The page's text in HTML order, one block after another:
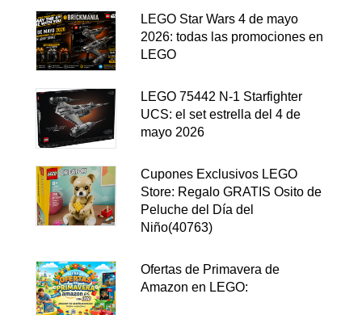
LEGO Star Wars 4 de mayo
2026: todas las promociones en
LEGO
LEGO 75442 N-1 Starfighter
UCS: el set estrella del 4 de
mayo 2026
Cupones Exclusivos LEGO
Store: Regalo GRATIS Osito de
Peluche del Día del
Niño(40763)
Ofertas de Primavera de
Amazon en LEGO: